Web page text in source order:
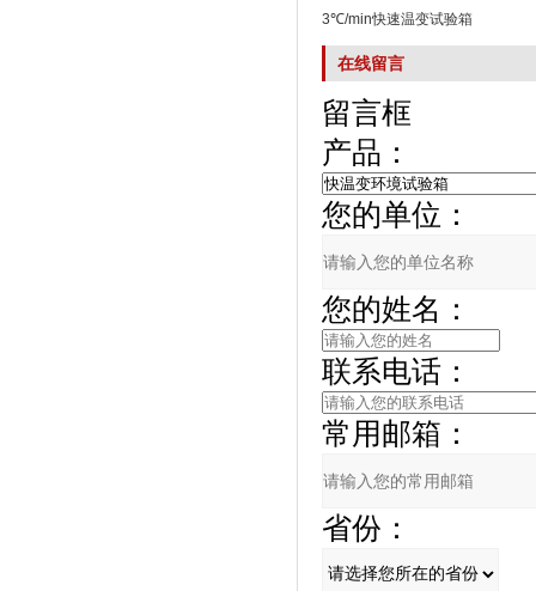
3℃/min快速温变试验箱
在线留言
留言框
产品：
您的单位：
您的姓名：
联系电话：
常用邮箱：
省份：